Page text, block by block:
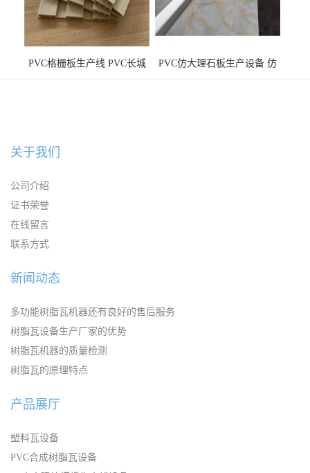
PVC格栅板生产线 PVC长城
PVC仿大理石板生产设备 仿
关于我们
公司介绍
证书荣誉
在线留言
联系方式
新闻动态
多功能树脂瓦机器还有良好的售后服务
树脂瓦设备生产厂家的优势
树脂瓦机器的质量检测
树脂瓦的原理特点
产品展厅
塑料瓦设备
PVC合成树脂瓦设备